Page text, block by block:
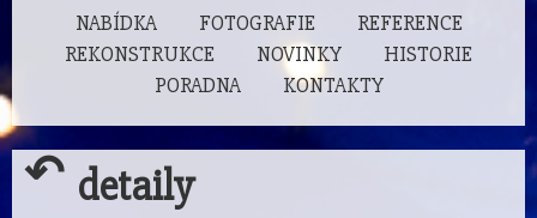
NABÍDKA FOTOGRAFIE
REFERENCE
REKONSTRUKCE
NOVINKY
HISTORIE
PORADNA
KONTAKTY
↶ detaily